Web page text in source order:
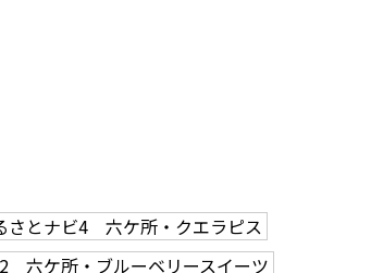
さとナビ4 六ケ所・クエラピス
六ケ所・ブルーベリースイーツ